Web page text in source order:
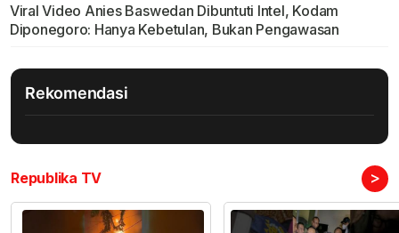
Viral Video Anies Baswedan Dibuntuti Intel, Kodam
Diponegoro: Hanya Kebetulan, Bukan Pengawasan
Rekomendasi
Republika TV >